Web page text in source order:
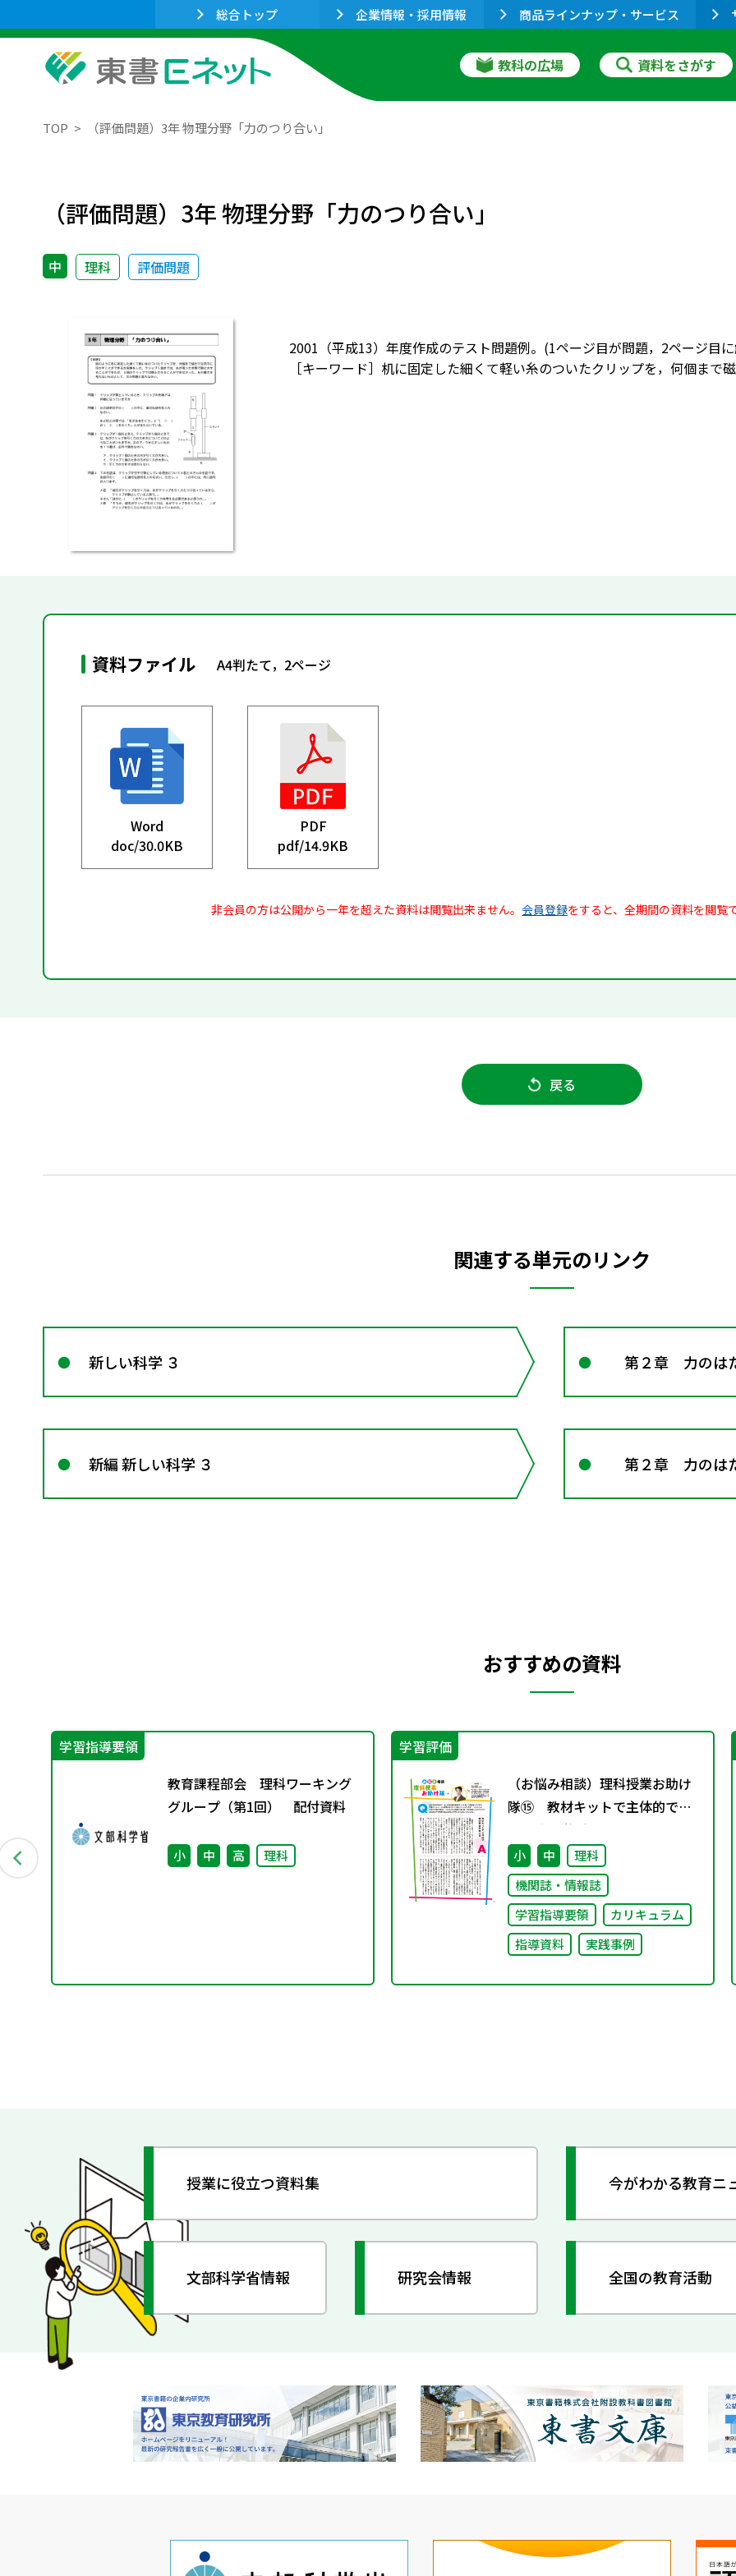
総合トップ 企業情報・採用情報 商品ラインナップ・サービス
教科の広場 資料をさがす
TOP （評価問題）3年 物理分野「力のつり合い」
（評価問題）3年 物理分野「力のつり合い」
中 理科 評価問題
2001（平成13）年度作成のテスト問題例。(1ページ目が問題，2ページ目に
［キーワード］机に固定した細くて軽い糸のついたクリップを，何個まで
資料ファイル A4判たて，2ページ
Word
doc/30.0KB
PDF
pdf/14.9KB
非会員の方は公開から一年を超えた資料は閲覧出来ません。 会員登録をすると、全期間の資料を閲覧
戻る
関連する単元のリンク
新しい科学 ３ 第２章 力のは
新編 新しい科学 ３ 第２章 力のは
おすすめの資料
学習指導要領
教育課程部会 理科ワーキング
グループ（第1回） 配付資料
小 中 高 理科
学習評価
（お悩み相談）理科授業お助け
隊⑮ 教材キットで主体的で個
別最適な学びを
小 中
理科
機関誌・情報誌
学習指導要領
カリキュラム
指導資料
実践事例
授業に役立つ資料集 今がわかる教育ニ
文部科学省情報 研究会情報 全国の教育活動